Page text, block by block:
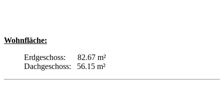
Wohnfläche:
Erdgeschoss: 82.67 m²
Dachgeschoss: 56.15 m²